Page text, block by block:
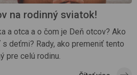
na rodinný sviatok!
a otca a o čom je Deň otcov? Ako
deťmi? Rady, ako premeniť tento
pre celú rodinu.